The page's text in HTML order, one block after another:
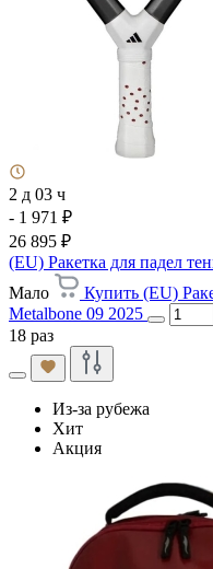
2 д 03 ч
- 1 971 ₽
26 895 ₽
(EU) Ракетка для падел
Мало
Купить (EU)
Metalbone 09 2025
18 раз
Из-за рубежа
Хит
Акция